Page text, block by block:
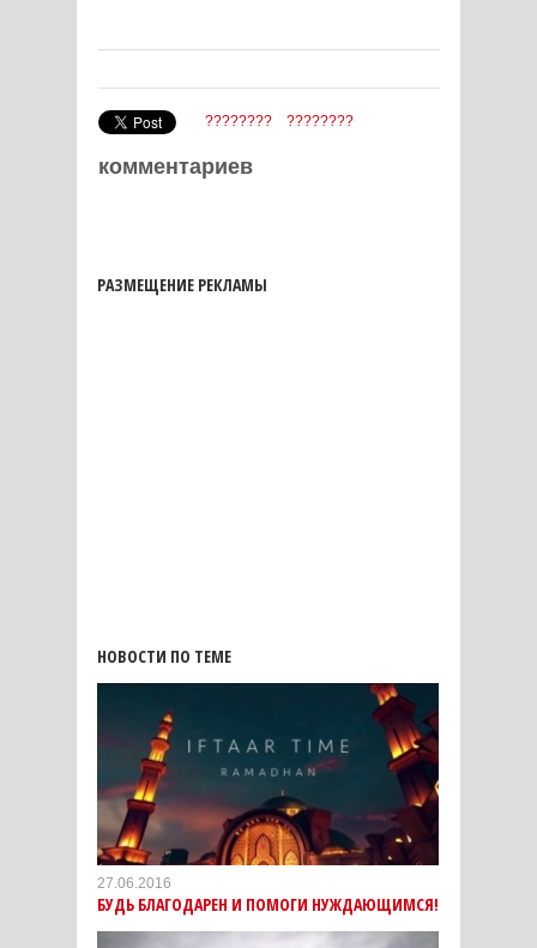
???????? ????????
комментариев
РАЗМЕЩЕНИЕ РЕКЛАМЫ
НОВОСТИ ПО ТЕМЕ
27.06.2016
БУДЬ БЛАГОДАРЕН И ПОМОГИ НУЖДАЮЩИМСЯ!